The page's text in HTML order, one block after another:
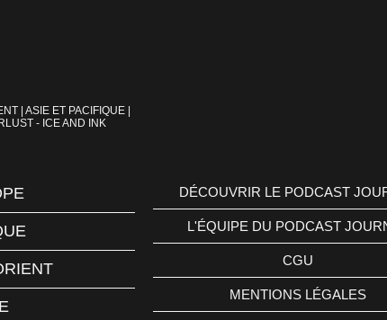
ASIE ET PACIFIQUE
- ICE AND INK
DÉCOUVRIR LE PODCAST
L'ÉQUIPE DU PODCAST
CGU
MENTIONS LÉGALES